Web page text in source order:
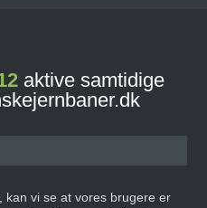
aktive samtidige
kan vi se at vores brugere er